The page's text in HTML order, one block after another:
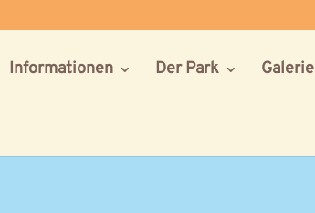
Informationen Der Park Galerie